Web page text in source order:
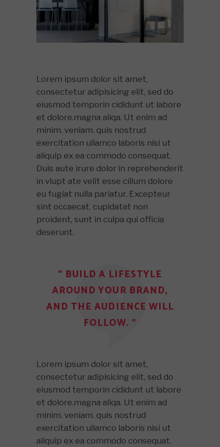
Lorem ipsum dolor sit amet,
consectetur adipisicing elit, sed do
eiusmod temporin cididunt ut labore
et dolore.magna aliqa. Ut enim ad
minim. veniam. quis nostrud
exercitation ullamco laboris nisi ut
aliquip ex ea commodo consequat.
Duis aute irure dolor in reprehenderit
in vlupt ate velit esse cillum dolore
eu fugiat nulla pariatur. Excepteur
sint occaecat. cupidatat non
proident, sunt in culpa qui officia
deserunt.
“ BUILD A LIFESTYLE
AROUND YOUR BRAND,
AND THE AUDIENCE WILL
FOLLOW. ”
Lorem ipsum dolor sit amet,
consectetur adipisicing elit, sed do
eiusmod temporin cididunt ut labore
et dolore.magna aliqa. Ut enim ad
minim. veniam. quis nostrud
exercitation ullamco laboris nisi ut
aliquip ex ea commodo consequat.